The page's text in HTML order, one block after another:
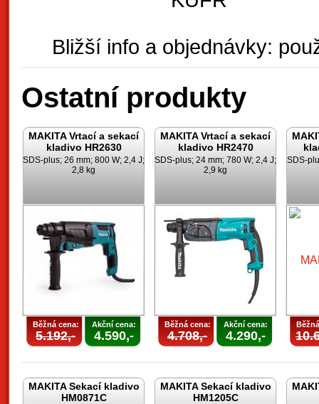
Bližší info a objednávky:
Ostatní produkty
MAKITA Vrtací a sekací
kladivo HR2630
SDS-plus; 26 mm; 800 W; 2,4 J;
2,8 kg
Běžná cena:
5.192,-
Akční cena:
4.590,-
MAKITA Vrtací a sekací
kladivo HR2470
SDS-plus; 24 mm; 780 W; 2,4 J;
2,9 kg
Běžná cena:
4.708,-
Akční cena:
4.290,-
SDS-
MAKITA Sekací kladivo
HM0871C
MAKITA Sekací kladivo
HM1205C